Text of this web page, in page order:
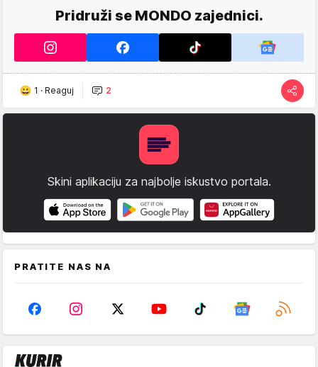
Pridruži se MONDO zajednici.
1 · Reaguj 2
Skini aplikaciju za najbolje iskustvo portala.
PRATITE NAS NA